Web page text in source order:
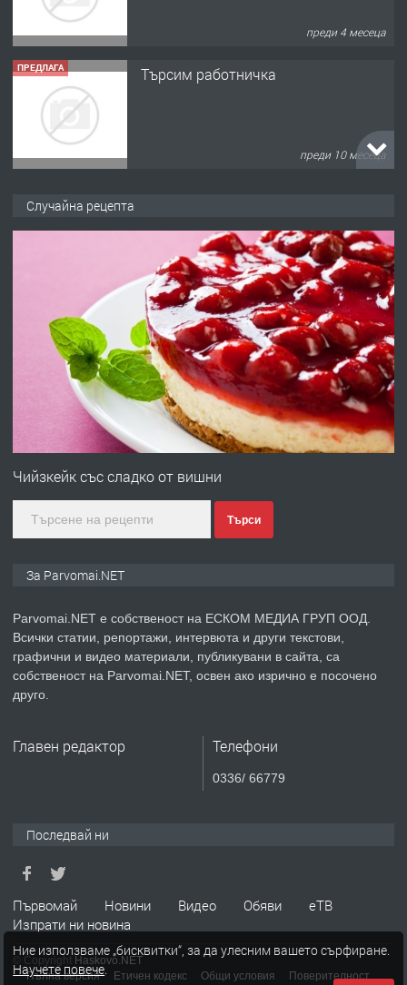
преди 4 месеца
ПРЕДЛАГА Търсим работничка
преди 10 месеца
преди 1 година
Работа за общи работници
преди 1 година
Първи поход "По стъпките на Ангел
преди 1 година
ПРЕДЛАГА Уроци по Математика
ТЪРСИ Търсим работник
Случайна рецепта
Чийзкейк със сладко от вишни
Търси
За Parvomai.NET
Parvomai.NET е собственост на ЕСКОМ МЕДИА ГРУП ООД.
Всички статии, репортажи, интервюта и други текстови,
графични и видео материали, публикувани в сайта, са
собственост на Parvomai.NET, освен ако изрично е посочено
друго.
Главен редактор Телефони
0336/ 66779
Последвай ни
Първомай Новини Видео Обяви
еТВ
Изпрати ни новина
© Copyright Haskovo.NET
Пълна версия
Етичен кодекс Общи условия Поверителност
Ние използваме „бисквитки“, за да улесним вашето сърфиране.
Научете повече.